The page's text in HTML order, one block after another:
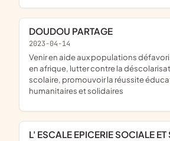
DOUDOU PARTAGE
2023-04-14
venir en aide aux populations défavorisées en france et
en afrique, lutter contre la
scolaire, promouvoir la réussite
humanitaires et solidaires
L' ESCALE EPICERIE SOCIALE